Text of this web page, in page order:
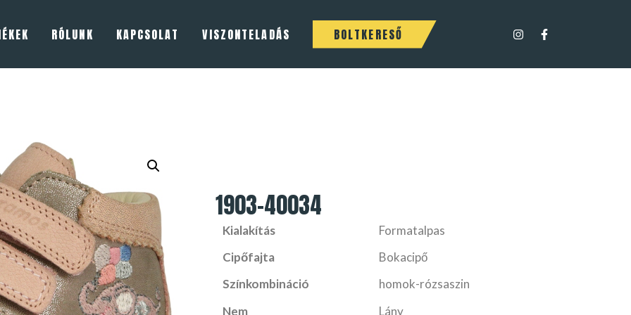
RÓLUNK KAPCSOLAT VISZONTELADÁS BOLTKERESŐ
1903-40034
Kialakítás
Formatalpas
Cipőfajta
Bokacipő
Színkombináció
homok-rózsaszin
Nem
Lány